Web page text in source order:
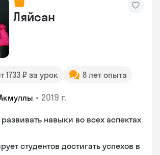
Ляйсан
1733 ₽ за урок 8 лет опыта
• 2019 г.
навыки во всех аспектах
студентов достигать успехов в